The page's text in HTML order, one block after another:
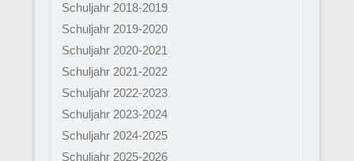
Schuljahr 2018-2019
Schuljahr 2019-2020
Schuljahr 2020-2021
Schuljahr 2021-2022
Schuljahr 2022-2023
Schuljahr 2023-2024
Schuljahr 2024-2025
Schuljahr 2025-2026